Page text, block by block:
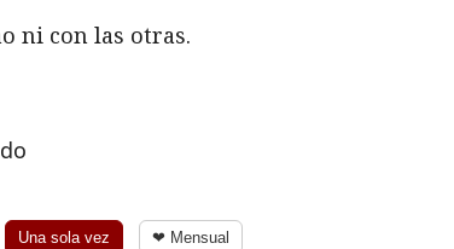
ni con las otras.
Una sola vez ❤ Mensual